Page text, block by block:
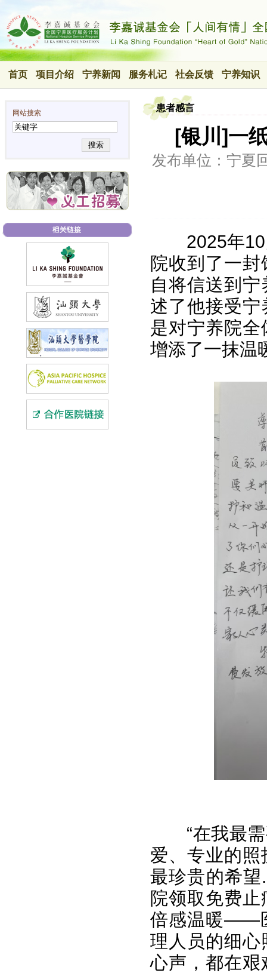
首页 项目介绍 宁养新闻 服务札记 社会反馈 宁养知识
网站搜索
搜索
患者感言
[银川]一
发布单位：宁夏
2025年
院收到了一
自将信送到
述了他接受
是对宁养院
增添了一抹温
“在我最
爱、专业的
最珍贵的希望
院领取免费
倍感温暖——
理人员的细
心声，都在